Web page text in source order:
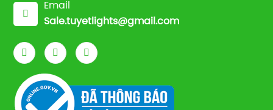
Email
Sale.tuyetlights@gmail.com